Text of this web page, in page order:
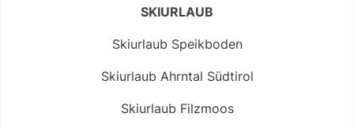
SKIURLAUB
Skiurlaub Speikboden
Skiurlaub Ahrntal Südtirol
Skiurlaub Filzmoos